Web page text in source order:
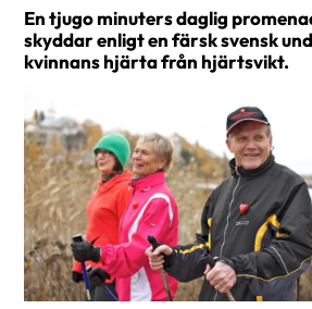
En tjugo minuters daglig
skyddar enligt en färsk svensk
kvinnans hjärta från hjärtsvikt.